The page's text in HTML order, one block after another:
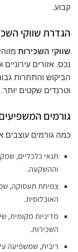
קבוע.
הגדרת שווקי
שווקי השכירות
נכס. אזורים
הביקוש והתחרות
וטרנדים שקטים יותר.
גורמים
כמה גורמים עוצבים
תנאי כלכליים,
וההשקעה.
צמיחת תעסוקה,
האוכלוסית.
מדיניות מקומית,
השכירות.
ריבית, שמשפיעה